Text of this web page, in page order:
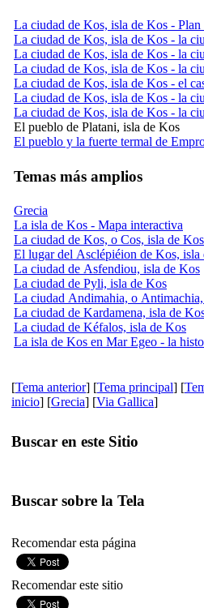
La ciudad de Kos, isla de Kos -
La ciudad de Kos, isla de Kos - la
La ciudad de Kos, isla de Kos - la
La ciudad de Kos, isla de Kos - la
La ciudad de Kos, isla de Kos - el
La ciudad de Kos, isla de Kos - la
La ciudad de Kos, isla de Kos - la
El pueblo de Platani, isla de Kos
El pueblo y la fuerte termal de
Temas más amplios
Grecia
La isla de Kos - Mapa interactiva
La ciudad de Kos, o Cos, isla de Kos
El lugar del Asclépiéion de Kos, isla
La ciudad de Asfendiou, isla de Kos
La ciudad de Pyli, isla de Kos
La ciudad Andimahia, o
La ciudad de Kardamena, isla de
La ciudad de Kéfalos, isla de Kos
La isla de Kos en Mar Egeo - la
[Tema anterior] [Tema principal] [
inicio] [Grecia] [Via Gallica]
Buscar en este Sitio
Buscar sobre la Tela
Recomendar esta página
Recomendar este sitio